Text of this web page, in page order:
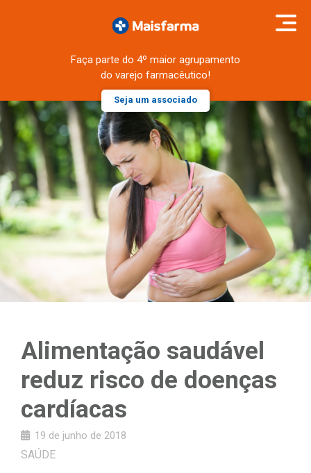
Faça parte do 4º maior agrupamento
do varejo farmacêutico!
Seja um associado
Alimentação saudável
reduz risco de doenças
cardíacas
19 de junho de 2018
SAÚDE